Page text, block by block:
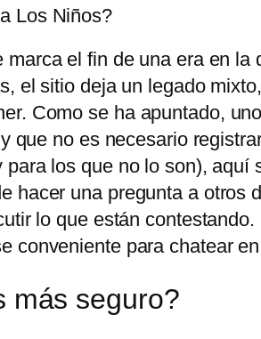
Los Niños?
marca el fin de una era en
el sitio deja un legado
Como se ha apuntado,
que no es necesario
para los que no lo son),
hacer una pregunta a
lo que están
conveniente para chatear
más seguro?